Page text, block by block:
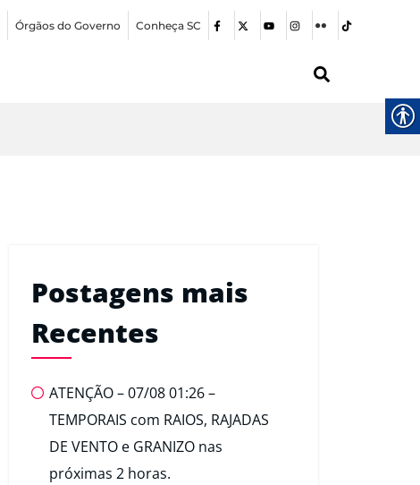
Órgãos do Governo Conheça SC
Postagens mais
Recentes
ATENÇÃO – 07/08 01:26 –
TEMPORAIS com RAIOS, RAJADAS
DE VENTO e GRANIZO nas
próximas 2 horas.